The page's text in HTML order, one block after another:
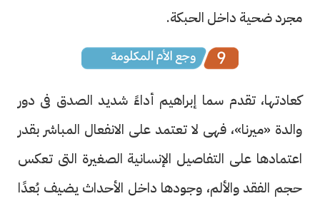
مجرد ضحية داخل الحبكة.
كعادتها، تقدم سما إبراهيم أداءً شديد الصدق فى دور
والدة «ميرنا»، فهى لا تعتمد على الانفعال المباشر بقدر
اعتمادها على التفاصيل الإنسانية الصغيرة التى تعكس
حجم الفقد والألم، وجودها داخل الأحداث يضيف بُعدًا